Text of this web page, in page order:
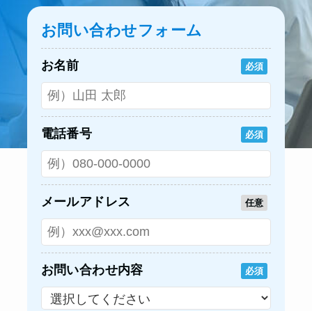
お問い合わせフォーム
お名前 必須
電話番号 必須
メールアドレス 任意
お問い合わせ内容 必須